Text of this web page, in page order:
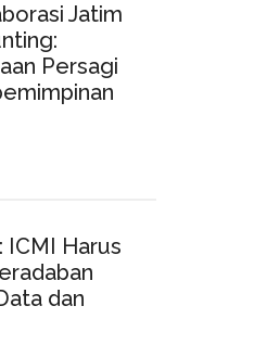
Jatim
Persagi
ICMI Harus
dan